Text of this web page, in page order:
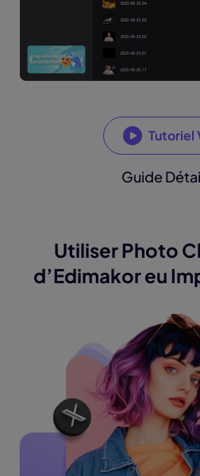
Tutoriel
Guide
Utiliser Photo
d’Edimakoreu